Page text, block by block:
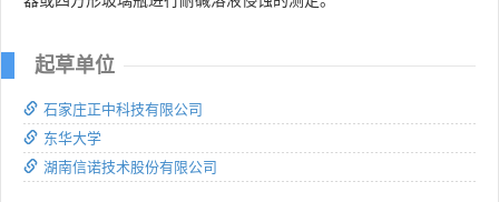
起草单位
石家庄正中科技有限公司
东华大学
湖南信诺技术股份有限公司